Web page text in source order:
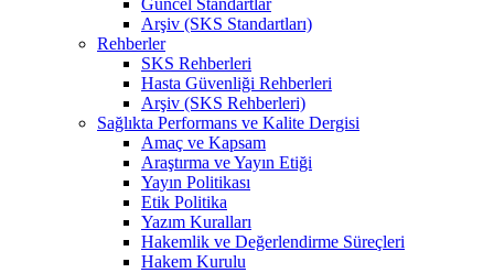
Güncel Standartlar
Arşiv (SKS Standartları)
Rehberler
SKS Rehberleri
Hasta Güvenliği Rehberleri
Arşiv (SKS Rehberleri)
Sağlıkta Performans ve Kalite Dergisi
Amaç ve Kapsam
Araştırma ve Yayın Etiği
Yayın Politikası
Etik Politika
Yazım Kuralları
Hakemlik ve Değerlendirme Süreçleri
Hakem Kurulu